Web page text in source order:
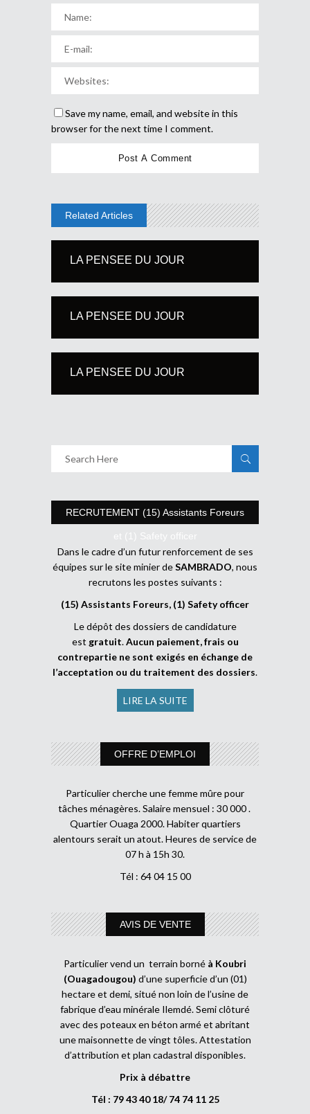
Save my name, email, and website in this
browser for the next time I comment.
Related Articles
LA PENSEE DU JOUR
LA PENSEE DU JOUR
LA PENSEE DU JOUR
RECRUTEMENT (15) Assistants Foreurs
et (1) Safety officer
Dans le cadre d’un futur renforcement de ses
équipes sur le site minier deSAMBRADO, nous
recrutons les postes suivants :
(15) Assistants Foreurs, (1) Safety officer
Le dépôt des dossiers de candidature
est gratuit.Aucun paiement, frais ou
contrepartie ne sont exigés en échange de
l’acceptation ou du traitement des dossiers.
LIRE LA SUITE
OFFRE D’EMPLOI
Particulier cherche une femme mûre pour
tâches ménagères. Salaire mensuel : 30 000 .
Quartier Ouaga 2000. Habiter quartiers
alentours serait un atout. Heures de service de
07 h à 15h 30.
Tél : 64 04 15 00
AVIS DE VENTE
Particulier vend un terrain borné à Koubri
(Ouagadougou) d’une superficie d’un (01)
hectare et demi, situé non loin de l’usine de
fabrique d’eau minérale Ilemdé. Semi clôturé
avec des poteaux en béton armé et abritant
une maisonnette de vingt tôles. Attestation
d’attribution et plan cadastral disponibles.
Prix à débattre
Tél : 79 43 40 18/ 74 74 11 25